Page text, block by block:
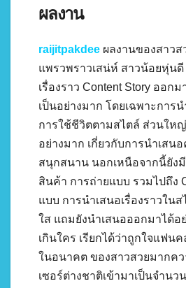
ผลงาน
raijitpakdee ผลงานของสาวส
แพรวพราวเสน่ห์ สาวน้อยหุ่นดี
เรื่องราว Content Story ออก
เป็นอย่างมาก โดยเฉพาะการน
การใช้ชีวิตตามสไตล์ ส่วนให
อย่างมาก เกี่ยวกับการนำเสน
สนุกสนาน นอกเหนือจากนี้ยัง
สินค้า การถ่ายแบบ รวมไปถึง
แบบ การนำเสนอเรื่องราวใน
ใส แถมยังนำเสนอออกมาได้อ
เกินใคร เรียกได้ว่าถูกใจแฟน
ในอนาคต ของสาวสวยมากค
เซอร์ต่างชาติเข้ามาเป็นจำนว